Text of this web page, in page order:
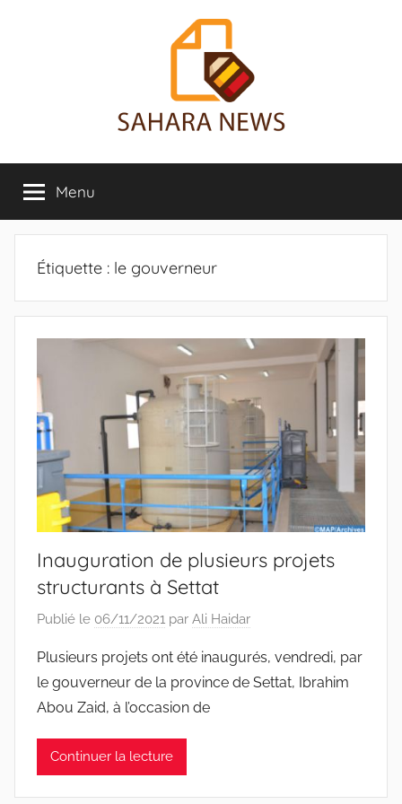
Sahara
News
sur
le
Sahara
révélée
Menu
Étiquette : le gouverneur
Inauguration de plusieurs projets
structurants à Settat
Publié le 06/11/2021 par Ali Haidar
Plusieurs projets ont été inaugurés, vendredi, par
le gouverneur de la province de Settat, Ibrahim
Abou Zaid, à l’occasion de
Continuer la lecture